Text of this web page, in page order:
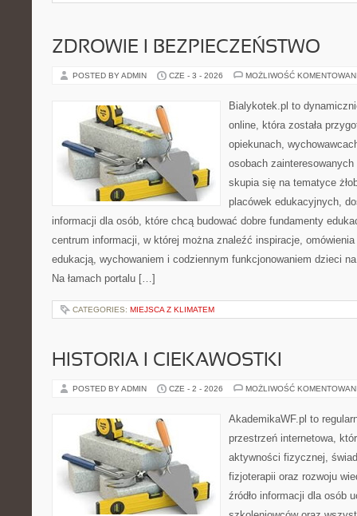
ZDROWIE I BEZPIECZEŃSTWO
POSTED BY ADMIN CZE - 3 - 2026 MOŻLIWOŚĆ
Bialykotek.pl to
online, która została
opiekunach,
osobach
skupia się na tematyce
placówek edukacyjnych,
informacji dla osób, które chcą budować dobre fundamenty
centrum informacji, w której można znaleźć inspiracje,
edukacją, wychowaniem i codziennym funkcjonowaniem dzieci
Na łamach portalu […]
CATEGORIES: MIEJSCA Z KLIMATEM
HISTORIA I CIEKAWOSTKI
POSTED BY ADMIN CZE - 2 - 2026 MOŻLIWOŚĆ
AkademikaWF.pl to
przestrzeń internetowa,
aktywności fizycznej,
fizjoterapii oraz rozwoju
źródło informacji dla osób